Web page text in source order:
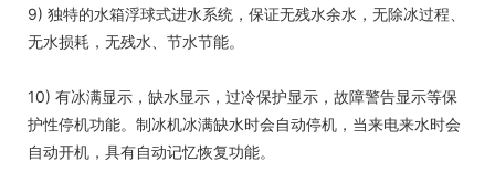
9) 独特的水箱浮球式进水系统，保证无残水余水，无除冰过程、
无水损耗，无残水、节水节能。
10) 有冰满显示，缺水显示，过冷保护显示，故障警告显示等保
护性停机功能。制冰机冰满缺水时会自动停机，当来电来水时会
自动开机，具有自动记忆恢复功能。